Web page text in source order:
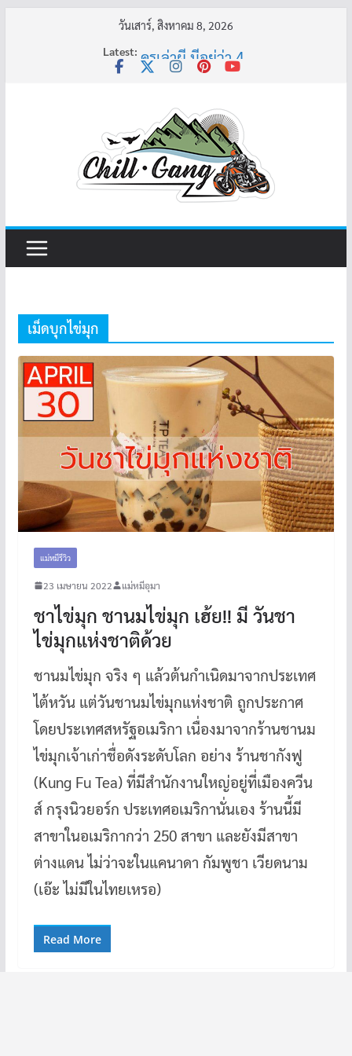
วันเสาร์, สิงหาคม 8, 2026
Latest: ครูเล่าผี มีอยู่ว่า 4
ครูเล่าผี มีอยู่ว่า 5
คุณยายบัวลอย
อ้วนแต่พยายาม 2
เม็ดบุกไข่มุก
แม่หมีรีวิว
23 เมษายน 2022 แม่หมีอุมา
ชาไข่มุก ชานมไข่มุก เฮ้ย!! มี วันชา
ไข่มุกแห่งชาติด้วย
ชานมไข่มุก จริง ๆ แล้วต้นกำเนิดมาจากประเทศ
ไต้หวัน แต่วันชานมไข่มุกแห่งชาติ ถูกประกาศ
โดยประเทศสหรัฐอเมริกา เนื่องมาจากร้านชานม
ไข่มุกเจ้าเก่าชื่อดังระดับโลก อย่าง ร้านชากังฟู
(Kung Fu Tea) ที่มีสำนักงานใหญ่อยู่ที่เมืองควีน
ส์ กรุงนิวยอร์ก ประเทศอเมริกานั่นเอง ร้านนี้มี
สาขาในอเมริกากว่า 250 สาขา และยังมีสาขา
ต่างแดน ไม่ว่าจะในแคนาดา กัมพูชา เวียดนาม
(เอ๊ะ ไม่มีในไทยเหรอ)
Read More